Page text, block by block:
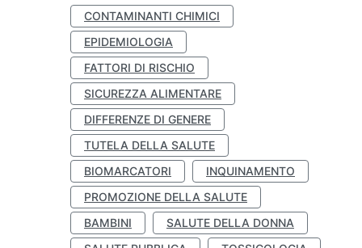
CONTAMINANTI CHIMICI
EPIDEMIOLOGIA
FATTORI DI RISCHIO
SICUREZZA ALIMENTARE
DIFFERENZE DI GENERE
TUTELA DELLA SALUTE
BIOMARCATORI
INQUINAMENTO
PROMOZIONE DELLA SALUTE
BAMBINI
SALUTE DELLA DONNA